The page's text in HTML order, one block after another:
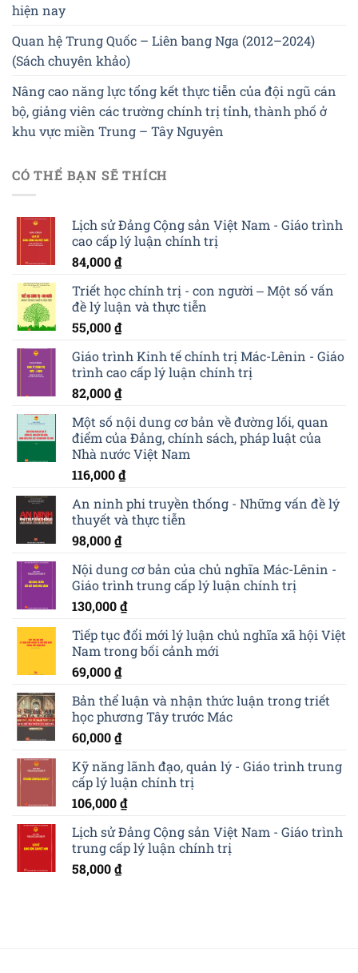
hiện nay
Quan hệ Trung Quốc – Liên bang Nga (2012–2024)
(Sách chuyên khảo)
Nâng cao năng lực tổng kết thực tiễn của đội ngũ cán
bộ, giảng viên các trường chính trị tỉnh, thành phố ở
khu vực miền Trung – Tây Nguyên
CÓ THỂ BẠN SẼ THÍCH
Lịch sử Đảng Cộng sản Việt Nam - Giáo trình
cao cấp lý luận chính trị
84,000₫
Triết học chính trị - con người ‒ Một số vấn
đề lý luận và thực tiễn
55,000₫
Giáo trình Kinh tế chính trị Mác-Lênin - Giáo
trình cao cấp lý luận chính trị
82,000₫
Một số nội dung cơ bản về đường lối, quan
điểm của Đảng, chính sách, pháp luật của
Nhà nước Việt Nam
116,000₫
An ninh phi truyền thống - Những vấn đề lý
thuyết và thực tiễn
98,000₫
Nội dung cơ bản của chủ nghĩa Mác-Lênin -
Giáo trình trung cấp lý luận chính trị
130,000₫
Tiếp tục đổi mới lý luận chủ nghĩa xã hội Việt
Nam trong bối cảnh mới
69,000₫
Bản thể luận và nhận thức luận trong triết
học phương Tây trước Mác
60,000₫
Kỹ năng lãnh đạo, quản lý - Giáo trình trung
cấp lý luận chính trị
106,000₫
Lịch sử Đảng Cộng sản Việt Nam - Giáo trình
trung cấp lý luận chính trị
58,000₫